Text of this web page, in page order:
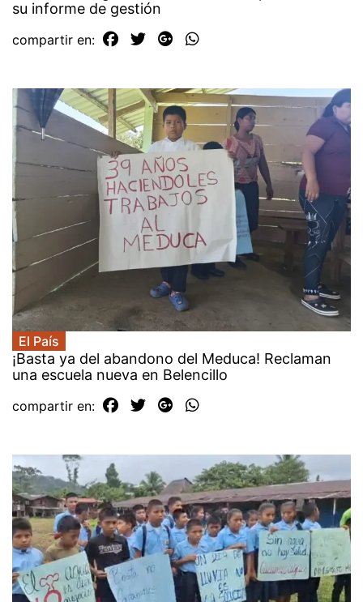
su informe de gestión
compartir en:
El País
¡Basta ya del abandono del Meduca! Reclaman
una escuela nueva en Belencillo
compartir en: